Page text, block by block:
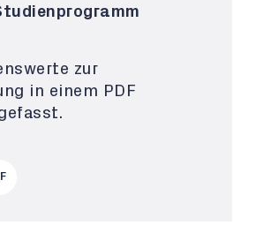
zur
in einem PDF